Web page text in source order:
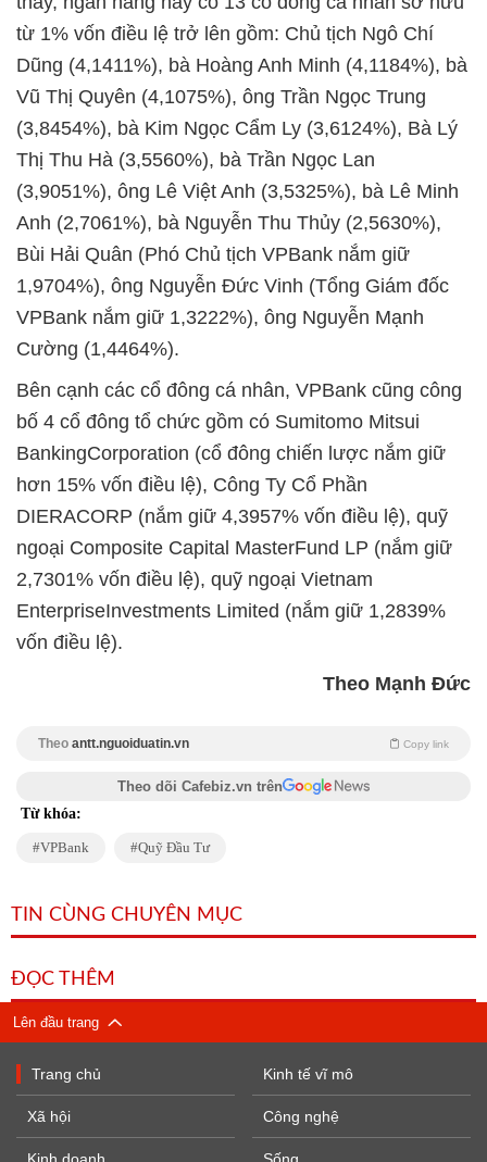
từ 1% vốn điều lệ trở lên gồm: Chủ tịch Ngô Chí
Dũng (4,1411%), bà Hoàng Anh Minh (4,1184%), bà
Vũ Thị Quyên (4,1075%), ông Trần Ngọc Trung
(3,8454%), bà Kim Ngọc Cẩm Ly (3,6124%), Bà Lý
Thị Thu Hà (3,5560%), bà Trần Ngọc Lan
(3,9051%), ông Lê Việt Anh (3,5325%), bà Lê Minh
Anh (2,7061%), bà Nguyễn Thu Thủy (2,5630%),
Bùi Hải Quân (Phó Chủ tịch VPBank nắm giữ
1,9704%), ông Nguyễn Đức Vinh (Tổng Giám đốc
VPBank nắm giữ 1,3222%), ông Nguyễn Mạnh
Cường (1,4464%).
Bên cạnh các cổ đông cá nhân, VPBank cũng công
bố 4 cổ đông tổ chức gồm có Sumitomo Mitsui
BankingCorporation (cổ đông chiến lược nắm giữ
hơn 15% vốn điều lệ), Công Ty Cổ Phần
DIERACORP (nắm giữ 4,3957% vốn điều lệ), quỹ
ngoại Composite Capital MasterFund LP (nắm giữ
2,7301% vốn điều lệ), quỹ ngoại Vietnam
EnterpriseInvestments Limited (nắm giữ 1,2839%
vốn điều lệ).
Theo Mạnh Đức
Theo antt.nguoiduatin.vn Copy link
Theo dõi Cafebiz.vn trên
Từ khóa:
VPBank Quỹ Đầu Tư
TIN CÙNG CHUYÊN MỤC
ĐỌC THÊM
Lên đầu trang
Trang chủ
Xã hội
Kinh tế vĩ mô
Công nghệ